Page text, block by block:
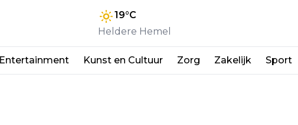
19°C
Heldere Hemel
Entertainment Kunst en Cultuur Zorg Zakelijk Sport